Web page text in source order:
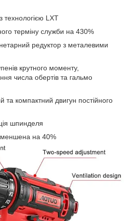
технологією LXT
терміну служби на 430%
редуктор з металевими
крутного моменту,
числа обертів та гальмо
та компактний двигун постійного
шпинделя
на 40%